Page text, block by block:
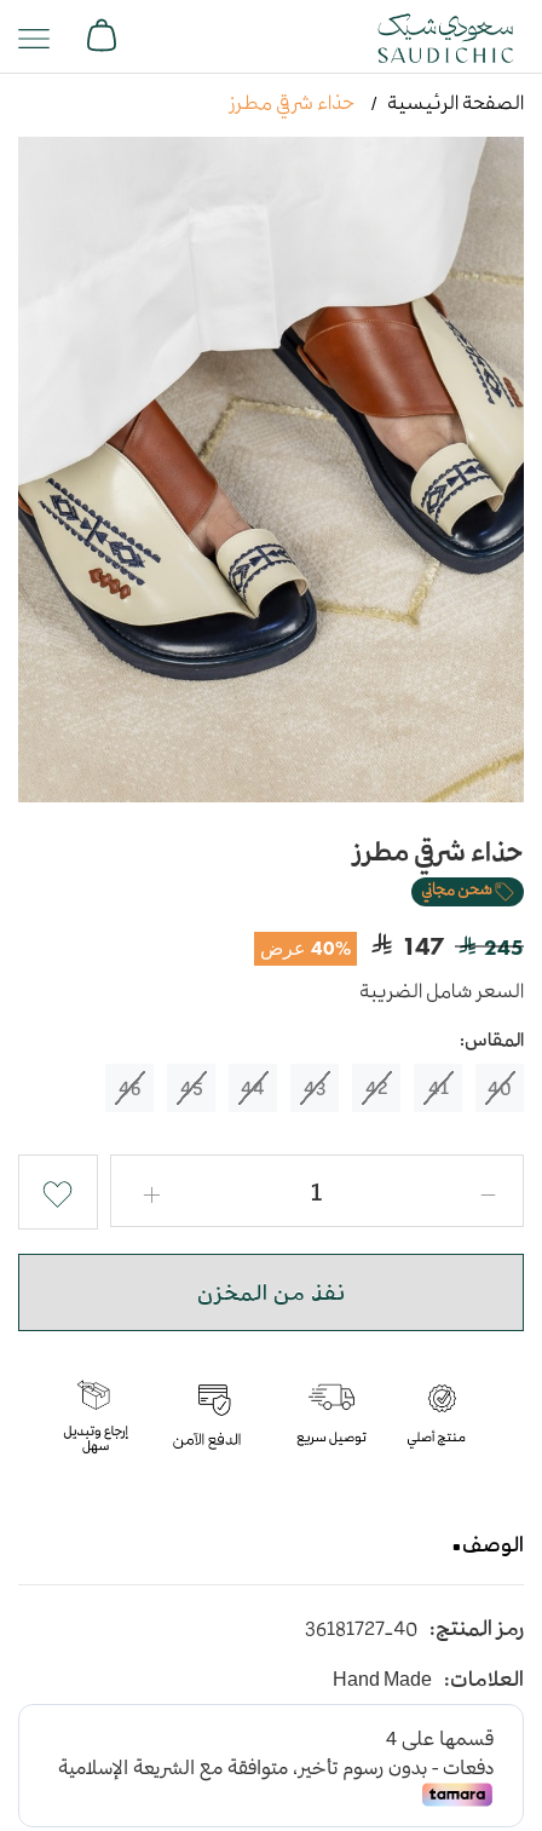
الصفحة الرئيسية حذاء شرقي مطرز
حذاء شرقي مطرز
شحن مجاني
245
147 40% عرض
السعر شامل الضريبة
المقاس:
40
41
42
43
44
45
46
نفذ من المخزن
الوصف
يأتي بأرضية متوسطة الإرتفاع باللون البيج
و طبقة اسفنجية عالية الجودة لتعطي شعور بالراحة
ومقاومة الإنزلاق و التآكل
رمز المنتج: 36181727-40
العلامات: Hand Made